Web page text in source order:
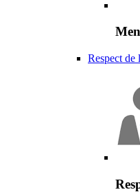
Respect de